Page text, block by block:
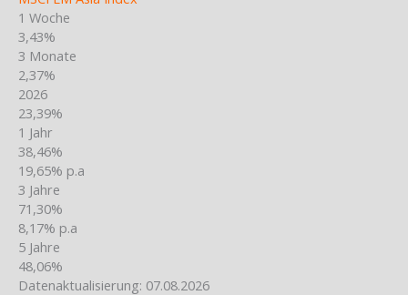
1 Woche
3,43%
3 Monate
2,37%
2026
23,39%
1 Jahr
38,46%
19,65% p.a
3 Jahre
71,30%
8,17% p.a
5 Jahre
48,06%
Datenaktualisierung: 07.08.2026